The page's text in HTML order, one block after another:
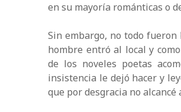
en su mayoría románticas o
Sin embargo, no todo
hombre entró al local y
de los noveles poetas
insistencia le dejó hacer y
que por desgracia no